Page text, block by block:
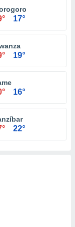
17°
19°
16°
22°